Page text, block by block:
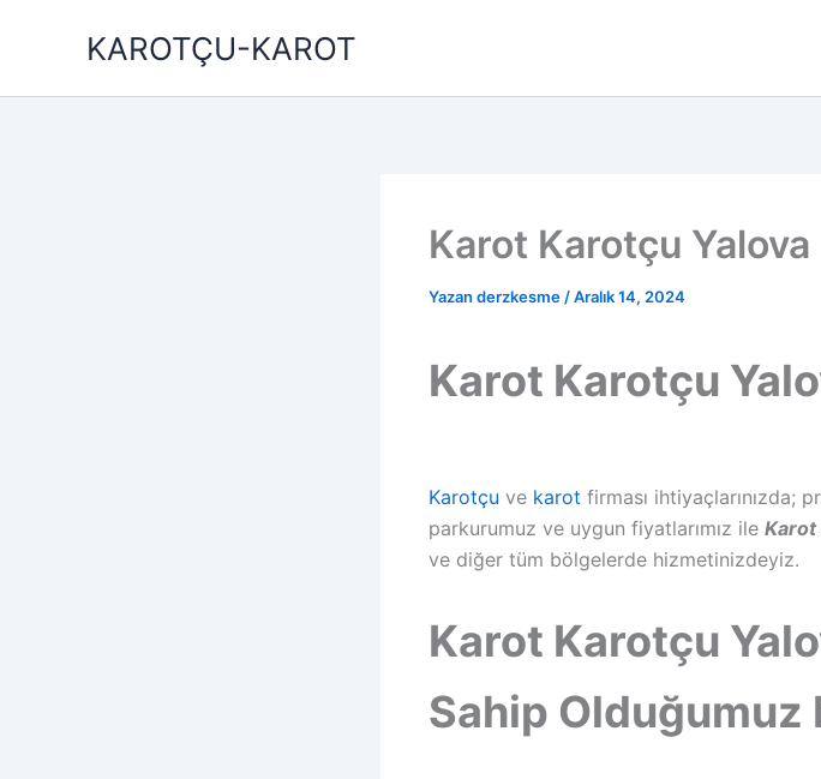
KAROTÇU-KAROT
Karot Karotçu Yalova
Yazan derzkesme /Aralık 14, 2024
Karot Karotçu
Karotçu ve karot firması ihtiyaçlarınızda;
parkurumuz ve uygun fiyatlarımız ile Karot
ve diğer tüm bölgelerde hizmetinizdeyiz.
Karot Karotçu
Sahip